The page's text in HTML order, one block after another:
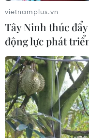
vietnamplus.vn
Tây Ninh thúc
động lực phát